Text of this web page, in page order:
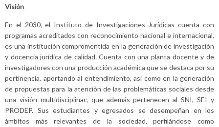
Visión
En el 2030, el Instituto de Investigaciones Jurídicas cuenta con
programas acreditados con reconocimiento nacional e internacional,
es una institución compromentida en la generación de investigación
y docencia jurídica de calidad. Cuenta con una planta docente y de
investigadores con una producción académica que se destaca por su
pertinencia, aportando al entendimiento, así como en la generación
de propuestas para la atención de las problemáticas sociales desde
una visión multidisciplinar; que además pertenecen al SNI, SEI y
PRODEP. Sus estudiantes y egresados se desempeñan en los
ámbitos más relevantes de la sociedad, perfilándose como